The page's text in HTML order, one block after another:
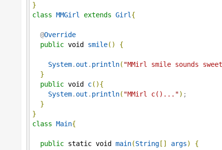
}
class MMGirl extends Girl {
  @
Override
public void smile( ) {
System. out . println( "MMirl smile sounds
}
public void c( ){
System. out . println( "MMirl c()... ") ;
}
}
class Main{
public static void main(String [ ] args) {